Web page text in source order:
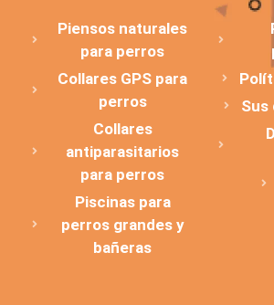
Piensos naturales
para perros
Collares GPS para
perros
Collares
antiparasitarios
para perros
Piscinas para
perros grandes y
bañeras
Sus